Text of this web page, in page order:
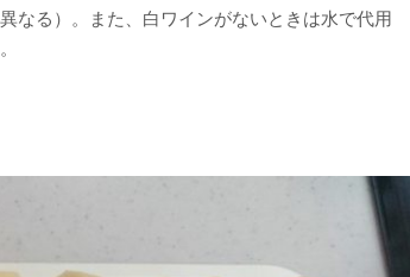
なる）。また、白ワインがないときは水で代用